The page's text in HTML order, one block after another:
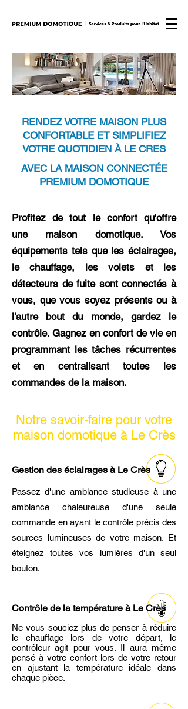
RENDEZ VOTRE MAISON PLUS
CONFORTABLE ET SIMPLIFIEZ
VOTRE QUOTIDIEN À LE CRES
AVEC LA MAISON CONNECTÉE
PREMIUM DOMOTIQUE
Profitez de tout le confort qu'offre
une maison domotique. Vos
équipements tels que les éclairages,
le chauffage, les volets et les
détecteurs de fuite sont connectés à
vous, que vous soyez présents ou à
l'autre bout du monde, gardez le
contrôle. Gagnez en confort de vie en
programmant les tâches récurrentes
et en centralisant toutes les
commandes de la maison.
Notre savoir-faire pour votre
maison domotique à Le Crès
Gestion des éclairages à Le Crès
Passez d'une ambiance studieuse à une
ambiance chaleureuse d'une seule
commande en ayant le contrôle précis des
sources lumineuses de votre maison. Et
éteignez toutes vos lumières d'un seul
bouton.
Contrôle de la température à Le Crès
Ne vous souciez plus de penser à réduire
le chauffage lors de votre départ, le
contrôleur agit pour vous. Il aura même
pensé à votre confort lors de votre retour
en ajustant la température idéale dans
chaque pièce.